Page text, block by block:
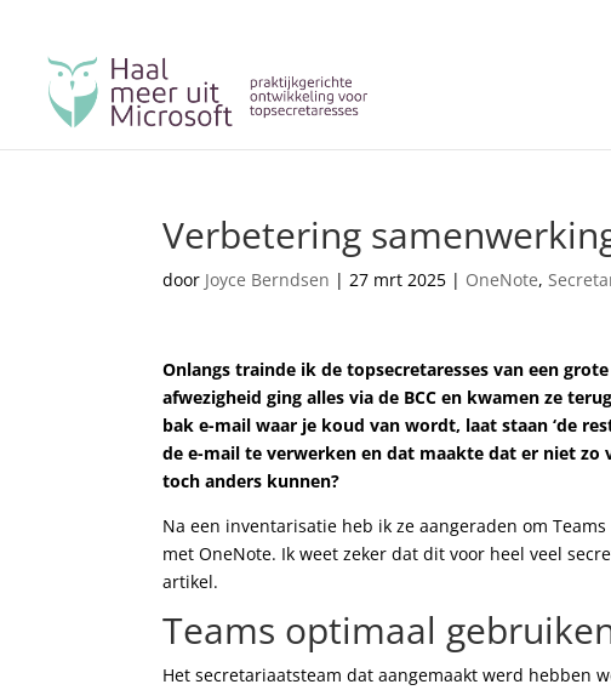
Verbetering
door Joyce Berndsen |27 mrt 2025 | OneNote,
Onlangs trainde ik de topsecretaresses van een
afwezigheid ging alles via de BCC en kwamen ze
bak e-mail waar je koud van wordt, laat staan ‘de
de e-mail te verwerken en dat maakte dat er niet
toch anders kunnen?
Na een inventarisatie heb ik ze aangeraden om
met OneNote. Ik weet zeker dat dit voor heel veel
artikel.
Teams optimaal
Het secretariaatsteam dat aangemaakt werd hebben